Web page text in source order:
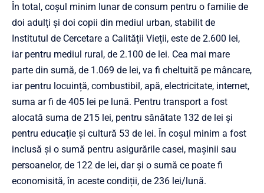
În total, coșul minim lunar de consum pentru o familie de
doi adulți și doi copii din mediul urban, stabilit de
Institutul de Cercetare a Calității Vieții, este de 2.600 lei,
iar pentru mediul rural, de 2.100 de lei. Cea mai mare
parte din sumă, de 1.069 de lei, va fi cheltuită pe mâncare,
iar pentru locuință, combustibil, apă, electricitate, internet,
suma ar fi de 405 lei pe lună. Pentru transport a fost
alocată suma de 215 lei, pentru sănătate 132 de lei și
pentru educație și cultură 53 de lei. În coșul minim a fost
inclusă și o sumă pentru asigurările casei, mașinii sau
persoanelor, de 122 de lei, dar și o sumă ce poate fi
economisită, în aceste condiții, de 236 lei/lună.